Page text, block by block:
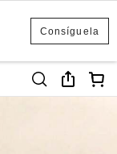
Consíguela